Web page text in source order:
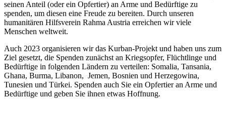
seinen Anteil (oder ein Opfertier) an Arme und Bedürftige zu
spenden, um diesen eine Freude zu bereiten. Durch unseren
humanitären Hilfsverein Rahma Austria erreichen wir viele
Menschen weltweit.
Auch 2023 organisieren wir das Kurban-Projekt und haben uns zum
Ziel gesetzt, die Spenden zunächst an Kriegsopfer, Flüchtlinge und
Bedürftige in folgenden Ländern zu verteilen: Somalia, Tansania,
Ghana, Burma, Libanon, Jemen, Bosnien und Herzegowina,
Tunesien und Türkei. Spenden auch Sie ein Opfertier an Arme und
Bedürftige und geben Sie ihnen etwas Hoffnung.